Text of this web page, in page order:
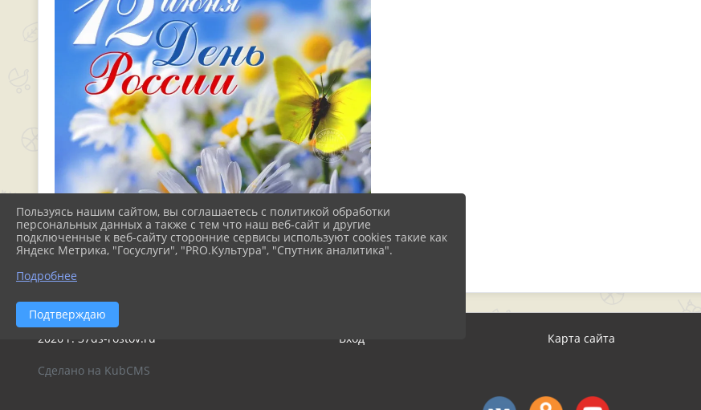
2026 г. 37ds-rostov.ru Вход Карта сайта
Сделано на KubCMS
Пользуясь нашим сайтом, вы соглашаетесь с политикой обработки
персональных данных а также с тем что наш веб-сайт и другие
подключенные к веб-сайту сторонние сервисы используют cookies такие как
Яндекс Метрика, "Госуслуги", "PRO.Культура", "Спутник аналитика".
Подробнее
Подтверждаю